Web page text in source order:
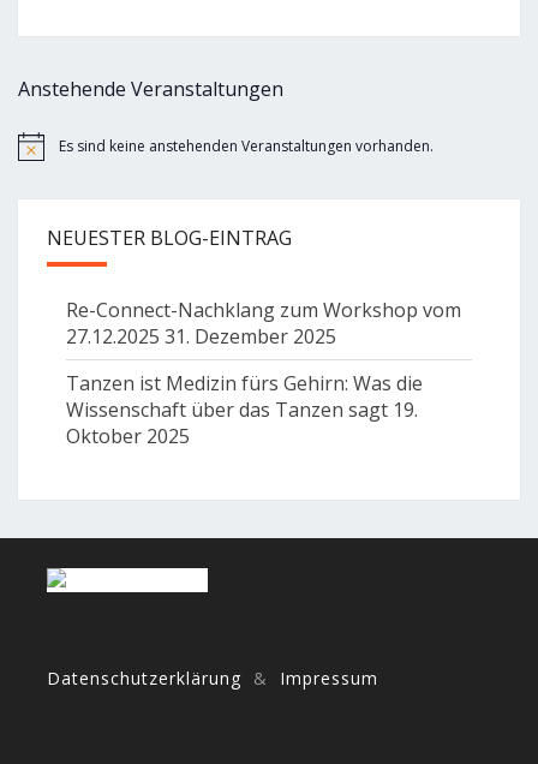
Anstehende Veranstaltungen
HinweisEs sind keine anstehenden Veranstaltungen vorhanden.
NEUESTER BLOG-EINTRAG
Re-Connect-Nachklang zum Workshop vom
27.12.2025 31. Dezember 2025
Tanzen ist Medizin fürs Gehirn: Was die
Wissenschaft über das Tanzen sagt 19.
Oktober 2025
Datenschutzerklärung & Impressum